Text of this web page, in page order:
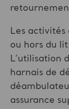
Les activités
ou hors du
L’utilisation
harnais de
assurance